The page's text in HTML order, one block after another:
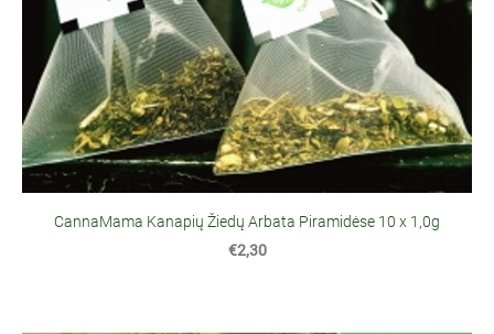
CannaMama Kanapių Žiedų Arbata Piramidėse 10 x 1,0g
€2,30